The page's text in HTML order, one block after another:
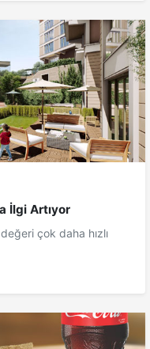
İlgi Artıyor
çok daha hızlı